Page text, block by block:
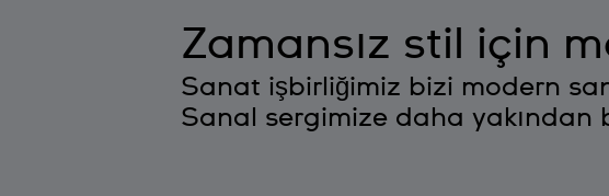
Zamansız stil için
Sanat işbirliğimiz bizi modern
Sanal sergimize daha yakından